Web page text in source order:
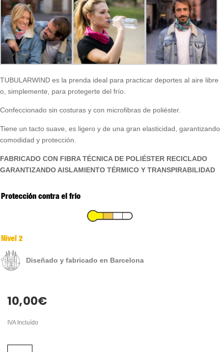
TUBULARWIND es la prenda ideal para practicar deportes al aire libre
o, simplemente, para protegerte del frío.
Confeccionado sin costuras y con microfibras de poliéster.
Tiene un tacto suave, es ligero y de una gran elasticidad, garantizando
comodidad y protección.
FABRICADO CON FIBRA TÉCNICA DE POLIÉSTER RECICLADO
GARANTIZANDO AISLAMIENTO TÉRMICO Y TRANSPIRABILIDAD
Protección contra el frío
Nivel 2
Diseñado y fabricado en Barcelona
10,00€
IVA Incluído